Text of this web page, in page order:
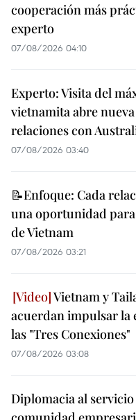
cooperación más
experto
07/08/2026 04:10
Experto: Visita del
vietnamita abre
relaciones con
07/08/2026 03:40
📝Enfoque: Cada
una oportunidad
de Vietnam
07/08/2026 03:21
Vietnam y
acuerdan impulsar la
las "Tres Conexiones"
07/08/2026 03:08
Diplomacia al servicio